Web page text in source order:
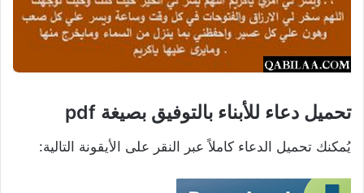
تحميل دعاء للأبناء بالتوفيق بصيغة pdf
يُمكنك تحميل الدعاء كاملاً عبر النقر على الأيقونة التالية: